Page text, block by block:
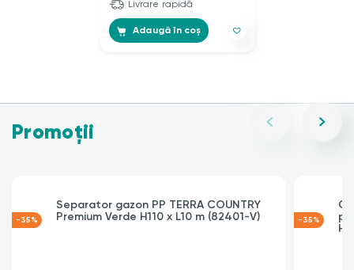
Livrare rapidă
Adaugă în coș
Promoții
-35%
Separator gazon PP TERRA COUNTRY
Premium Verde H110 x L10 m (82401-V)
-35%